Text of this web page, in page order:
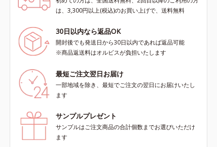
は、3,300円以上(税込)のお買い上げで、送料無料
30日以内なら返品OK
開封後でも発送日から30日以内であれば返品可能
※商品返送料はオルビスが負担いたします
最短ご注文翌日お届け
一部地域を除き、最短でご注文の翌日にお届けいたし
ます
サンプルプレゼント
サンプルはご注文商品の合計個数までお選びいただけ
ます